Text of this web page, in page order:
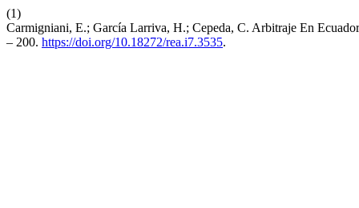
(1)
Carmigniani, E.; García Larriva, H.; Cepeda, C. Arbitraje En
– 200. https://doi.org/10.18272/rea.i7.3535.